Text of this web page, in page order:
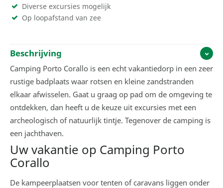
Diverse excursies mogelijk
Op loopafstand van zee
Beschrijving
Camping Porto Corallo is een echt vakantiedorp in een zeer
rustige badplaats waar rotsen en kleine zandstranden
elkaar afwisselen. Gaat u graag op pad om de omgeving te
ontdekken, dan heeft u de keuze uit excursies met een
archeologisch of natuurlijk tintje. Tegenover de camping is
een jachthaven.
Uw vakantie op Camping Porto
Corallo
De kampeerplaatsen voor tenten of caravans liggen onder